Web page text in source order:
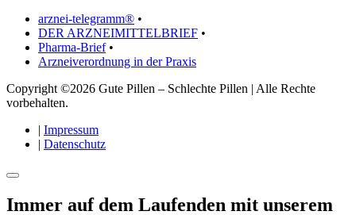
arznei-telegramm® •
DER ARZNEIMITTELBRIEF •
Pharma-Brief•
Arzneiverordnung in der Praxis
Copyright ©2026 Gute Pillen – Schlechte Pillen | Alle Rechte
vorbehalten.
| Impressum
| Datenschutz
Immer auf dem Laufenden mit unserem